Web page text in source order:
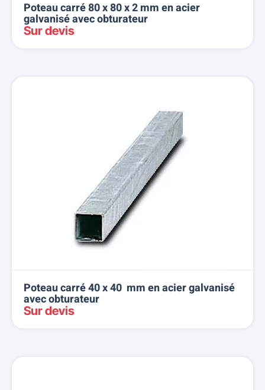
Poteau carré 80 x 80 x 2 mm en acier
galvanisé avec obturateur
Sur devis
Poteau carré 40 x 40 mm en acier galvanisé
avec obturateur
Sur devis